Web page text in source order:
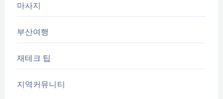
마사지
부산여행
재테크 팁
지역커뮤니티